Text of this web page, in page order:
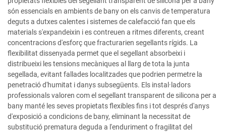
són essencials en ambients de bany on els canvis de temperatura
deguts a dutxes calentes i sistemes de calefacció fan que els
materials s'expandeixin i es contreuen a ritmes diferents, creant
concentracions d'esforç que fracturarien segellants rígids. La
flexibilitat dissenyada permet que el segellant absorbeixi i
distribueixi les tensions mecàniques al llarg de tota la junta
segellada, evitant fallades localitzades que podrien permetre la
penetració d'humitat i danys subsegüents. Els instal·ladors
professionals valoren com el segellant transparent de silicona per a
bany manté les seves propietats flexibles fins i tot després d'anys
d'exposició a condicions de bany, eliminant la necessitat de
substitució prematura deguda a l'enduriment o fragilitat del